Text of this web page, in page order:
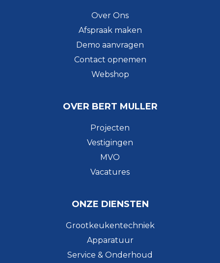
Over Ons
Afspraak maken
Demo aanvragen
Contact opnemen
Webshop
OVER BERT MULLER
Projecten
Vestigingen
MVO
Vacatures
ONZE DIENSTEN
Grootkeukentechniek
Apparatuur
Service & Onderhoud